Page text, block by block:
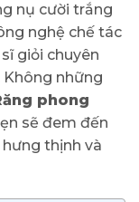
nụ cười trắng
nghệ chế tác
giỏi chuyên
những
phong
sẽ đem đến
thịnh và